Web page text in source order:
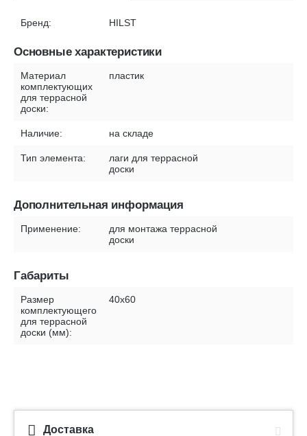
Бренд: HILST
Основные характеристики
Материал
комплектующих
для террасной
доски:
пластик
Наличие: на складе
Тип элемента:
лаги для террасной
доски
Дополнительная информация
Применение:
для монтажа террасной
доски
Габариты
Размер
комплектующего
для террасной
доски (мм):
40х60
Доставка